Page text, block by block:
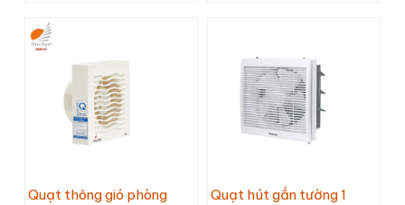
Quạt thông gió phòng
Quạt hút gắn tường 1